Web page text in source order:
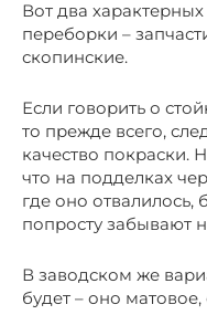
Вот два
переборки –
скопинские.
Если говорить о
то прежде всего,
качество покраски.
что на подделках
где оно отвалилось,
попросту забывают
В заводском же
будет – оно матовое,